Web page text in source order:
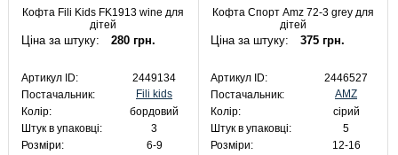
Кофта Fili Kids FK1913 wine для
дітей
Ціна за штуку: 280 грн.
Артикул ID:
2449134
Постачальник:
Fili kids
Колір:
бордовий
Штук в упаковці:
3
Розміри:
6-9
Кофта Спорт Amz 72-3 grey для
дітей
Ціна за штуку: 375 грн.
Артикул ID:
2446527
Постачальник:
AMZ
Колір:
сірий
Штук в упаковці:
5
Розміри:
12-16